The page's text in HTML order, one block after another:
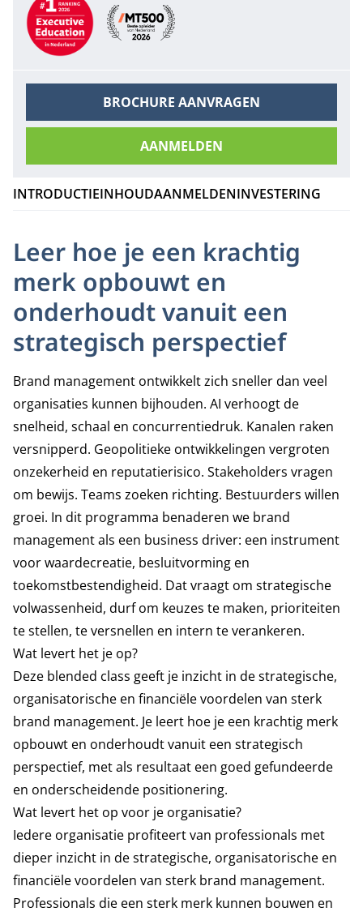
BROCHURE AANVRAGEN
AANMELDEN
INTRODUCTIEINHOUDAANMELDENINVESTERING
Leer hoe je een krachtig
merk opbouwt en
onderhoudt vanuit een
strategisch perspectief
Brand management ontwikkelt zich sneller dan veel
organisaties kunnen bijhouden. AI verhoogt de
snelheid, schaal en concurrentiedruk. Kanalen raken
versnipperd. Geopolitieke ontwikkelingen vergroten
onzekerheid en reputatierisico. Stakeholders vragen
om bewijs. Teams zoeken richting. Bestuurders willen
groei. In dit programma benaderen we brand
management als een business driver: een instrument
voor waardecreatie, besluitvorming en
toekomstbestendigheid. Dat vraagt om strategische
volwassenheid, durf om keuzes te maken, prioriteiten
te stellen, te versnellen en intern te verankeren.
Wat levert het je op?
Deze blended class geeft je inzicht in de strategische,
organisatorische en financiële voordelen van sterk
brand management. Je leert hoe je een krachtig merk
opbouwt en onderhoudt vanuit een strategisch
perspectief, met als resultaat een goed gefundeerde
en onderscheidende positionering.
Wat levert het op voor je organisatie?
Iedere organisatie profiteert van professionals met
dieper inzicht in de strategische, organisatorische en
financiële voordelen van sterk brand management.
Professionals die een sterk merk kunnen bouwen en